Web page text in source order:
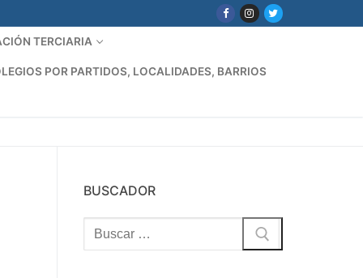
TERCIARIA
POR PARTIDOS, LOCALIDADES, BARRIOS
BUSCADOR
Buscar: